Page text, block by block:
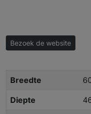
Bezoek de website
Breedte
Diepte